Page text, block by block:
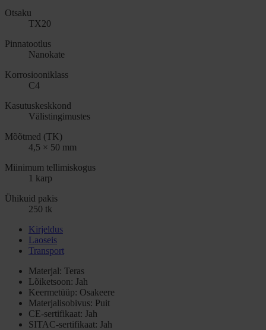
Otsaku
TX20
Pinnatootlus
Nanokate
Korrosiooniklass
C4
Kasutuskeskkond
Välistingimustes
Mõõtmed (TK)
4,5 × 50 mm
Miinimum tellimiskogus
1 karp
Ühikuid pakis
250 tk
Kirjeldus
Laoseis
Transport
Materjal: Teras
Lõiketsoon: Jah
Keermetüüp: Osakeere
Materjalisobivus: Puit
CE-sertifikaat: Jah
SITAC-sertifikaat: Jah